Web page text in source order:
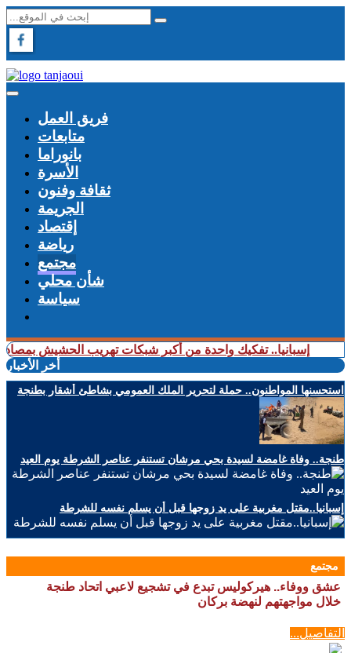
فريق العمل
متابعات
بانوراما
الأسرة
ثقافة وفنون
الجريمة
إقتصاد
رياضة
مجتمع
شأن محلي
سياسة
تفكيك واحدة من أكبر شبكات تهريب الحشيش بمصادرة 10 أطنان واعتقال 57 شخصا (فيديو)
أخر الأخبار
استحسنها المواطنون.. حملة لتحرير الملك العمومي بشاطئ أشقار بطنجة
طنجة.. وفاة غامضة لسيدة بحي مرشان تستنفر عناصر الشرطة يوم العيد
إسبانيا..مقتل مغربية على يد زوجها قبل أن يسلم نفسه للشرطة
مجتمع
عشق ووفاء.. هيركوليس تبدع في تشجيع لاعبي اتحاد طنجة
خلال مواجهتهم لنهضة بركان
التفاصيل...